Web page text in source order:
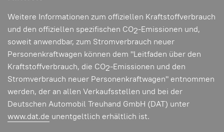
Weitere Informationen zum offiziellen Kraftstoffverbrauch
und den offiziellen spezifischen CO2-Emissionen und,
soweit anwendbar, zum Stromverbrauch neuer
Personenkraftwagen können dem "Leitfaden über den
Kraftstoffverbrauch, die CO2-Emissionen und den
Stromverbrauch neuer Personenkraftwagen" entnommen
werden, der an allen Verkaufsstellen und bei der
Deutschen Automobil Treuhand GmbH (DAT) unter
www.dat.de unentgeltlich erhältlich ist.